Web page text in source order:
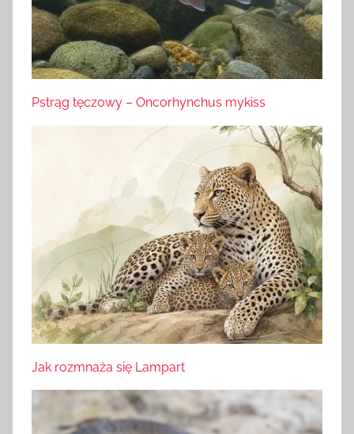
Pstrąg tęczowy – Oncorhynchus mykiss
Jak rozmnaża się Lampart